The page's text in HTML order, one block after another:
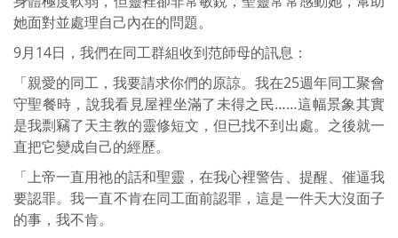
她面對並處理自己內在的問題。
9月14日，我們在同工群組收到范師母的訊息：
「親愛的同工，我要請求你們的原諒。我在25週年同工聚會
守聖餐時，說我看見屋裡坐滿了未得之民……這幅景象其實
是我剽竊了天主教的靈修短文，但已找不到出處。之後就一
直把它變成自己的經歷。
「上帝一直用祂的話和聖靈，在我心裡警告、提醒、催逼我
要認罪。我一直不肯在同工面前認罪，這是一件天大沒面子
的事，我不肯。